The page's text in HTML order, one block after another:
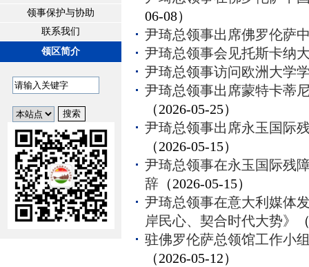
领事保护与协助
联系我们
领区简介
06-08）
尹琦总领事出席佛罗伦萨
尹琦总领事会见托斯卡纳
尹琦总领事访问欧洲大学
尹琦总领事出席蒙特卡蒂
（2026-05-25）
尹琦总领事出席永玉国际
（2026-05-15）
尹琦总领事在永玉国际残
辞 （2026-05-15）
尹琦总领事在意大利媒体
岸民心、契合时代大势》
驻佛罗伦萨总领馆工作小
（2026-05-12）